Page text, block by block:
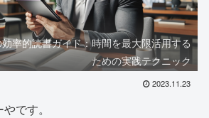
率的読書ガイド：時間を最大限活用する
ための実践テクニック
2023.11.23
です。